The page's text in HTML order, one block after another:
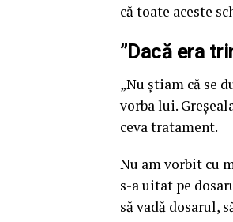
că toate aceste
”Dacă era
„Nu știam că se
vorba lui.
ceva tratament.
Nu am vorbit cu
s-a uitat pe
să vadă dosarul,